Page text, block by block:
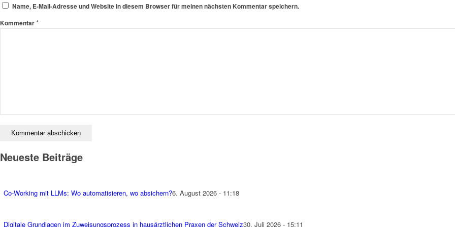
Name, E-Mail-Adresse und Website in diesem Browser für meinen nächsten Kommentar speichern.
Kommentar*
Neueste Beiträge
Co-Working mit LLMs: Wo automatisieren, wo absichern?6. August 2026 - 11:18
Digitale Grundlagen im Zuweisungsprozess in hausärztlichen Praxen der Schweiz30. Juli 2026 - 15:11